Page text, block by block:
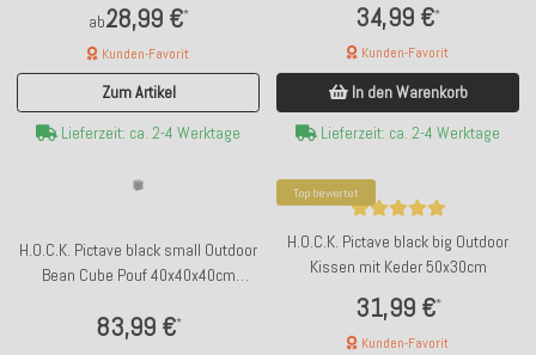
ab28,99 €*
Kunden-Favorit
Zum Artikel
Lieferzeit: ca. 2-4 Werktage
34,99 €*
Kunden-Favorit
In den Warenkorb
Lieferzeit: ca. 2-4 Werktage
H.O.C.K. Pictave black small Outdoor
Bean Cube Pouf 40x40x40cm
83,99 €*
Top bewertet
H.O.C.K. Pictave black big Outdoor
Kissen mit Keder 50x30cm
31,99 €*
Kunden-Favorit